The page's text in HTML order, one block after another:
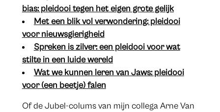
bias: pleidooi tegen het eigen grote gelijk
Met een blik vol verwondering: pleidooi
voor nieuwsgierigheid
​Spreken is zilver: een pleidooi voor wat
stilte in een luide wereld
​Wat we kunnen leren van Jaws: pleidooi
voor (een beetje) falen
Of de Jubel-colums van mijn collega Arne Van